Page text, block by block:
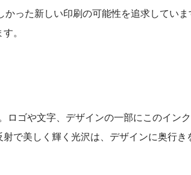
った新しい印刷の可能性を追求していま
。
ロゴや文字、デザインの一部にこのイン
で美しく輝く光沢は、デザインに奥行き